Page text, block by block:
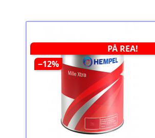
PÅ REA!
−12%